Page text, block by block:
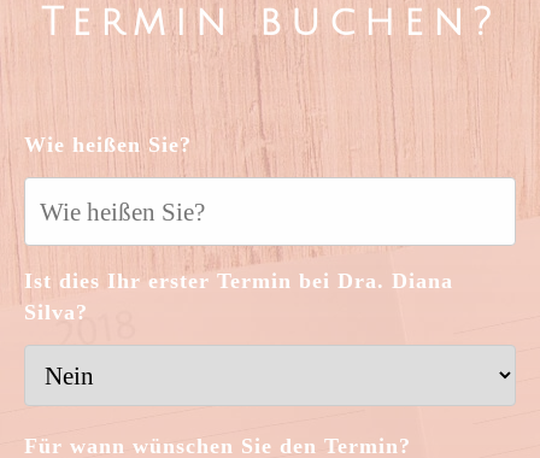
Termin buchen?
Wie heißen Sie?
Ist dies Ihr erster Termin bei Dra. Diana
Silva?
Für wann wünschen Sie den Termin?